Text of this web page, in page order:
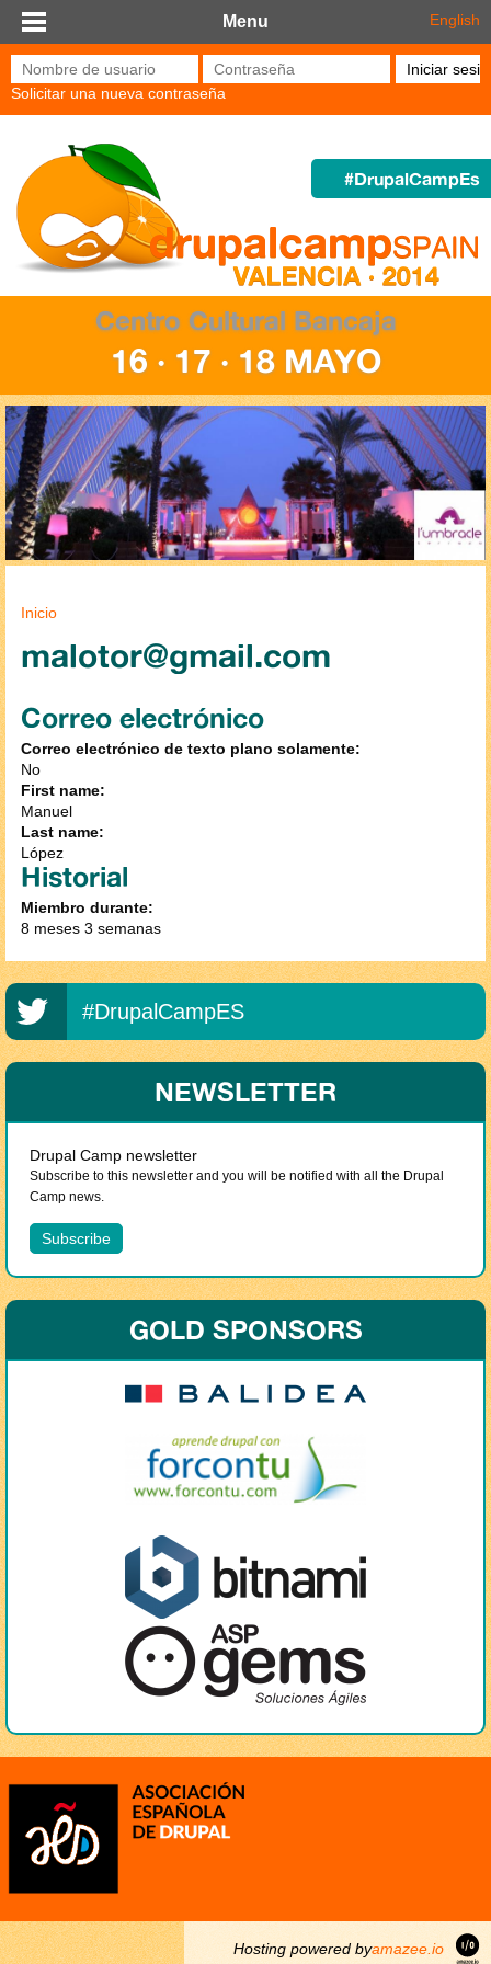
Pasar al contenido principal
Menu English
Nombre de usuario* Contraseña*
Solicitar una nueva contraseña
#DrupalCampEs
Centro Cultural Bancaja
16 · 17 · 18 MAYO
Se encuentra usted aquí
Inicio
malotor@gmail.com
Correo electrónico
Correo electrónico de texto plano solamente:
No
First name:
Manuel
Last name:
López
Historial
Miembro durante:
8 meses 3 semanas
#DrupalCampES
NEWSLETTER
Drupal Camp newsletter
Subscribe to this newsletter and you will be notified with all the Drupal
Camp news.
GOLD SPONSORS
Hosting powered byamazee.io